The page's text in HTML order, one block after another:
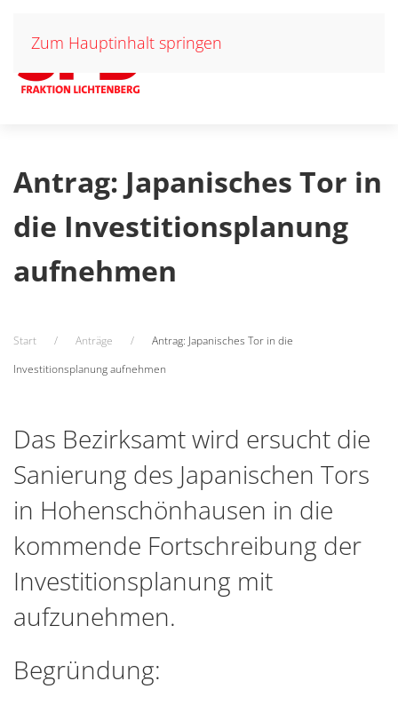
Zum Hauptinhalt springen
Antrag: Japanisches Tor in
die Investitionsplanung
aufnehmen
Start Anträge
Antrag: Japanisches Tor in die
Investitionsplanung aufnehmen
Das Bezirksamt wird ersucht die
Sanierung des Japanischen Tors
in Hohenschönhausen in die
kommende Fortschreibung der
Investitionsplanung mit
aufzunehmen.
Begründung: